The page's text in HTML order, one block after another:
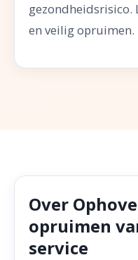
gezondheidsrisico.
en veilig opruimen.
Over
opruimen
service